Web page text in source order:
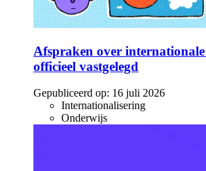
Afspraken over
officieel vastgelegd
Gepubliceerd op: 16 juli 2026
Internationalisering
Onderwijs